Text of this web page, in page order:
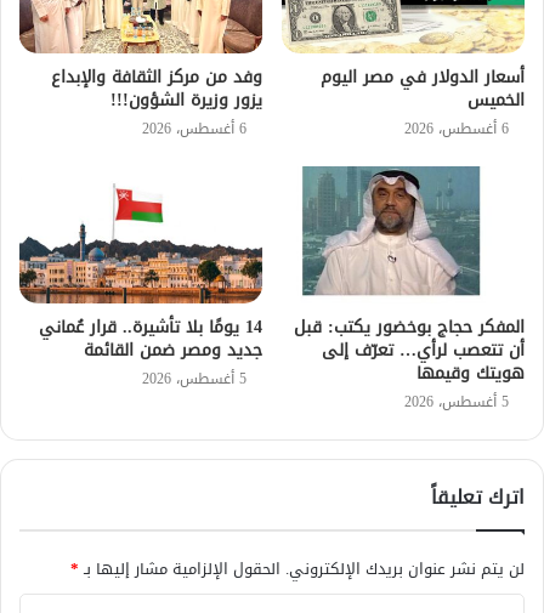
أسعار الدولار في مصر اليوم
الخميس
6 أغسطس، 2026
وفد من مركز الثقافة والإبداع
يزور وزيرة الشؤون!!!
6 أغسطس، 2026
المفكر حجاج بوخضور يكتب: قبل
أن تتعصب لرأي… تعرّف إلى
هويتك وقيمها
5 أغسطس، 2026
14 يومًا بلا تأشيرة.. قرار عُماني
جديد ومصر ضمن القائمة
5 أغسطس، 2026
اترك تعليقاً
لن يتم نشر عنوان بريدك الإلكتروني. الحقول الإلزامية مشار إليها بـ*